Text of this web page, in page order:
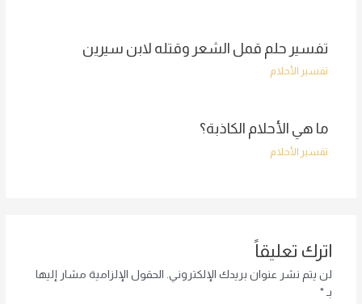
تفسير حلم قمل الشعر وقتله لابن سيرين
تفسير الأحلام
ما هي الأحلام الكاذبة؟
تفسير الأحلام
اترك تعليقاً
لن يتم نشر عنوان بريدك الإلكتروني. الحقول الإلزامية مشار إليها
بـ *